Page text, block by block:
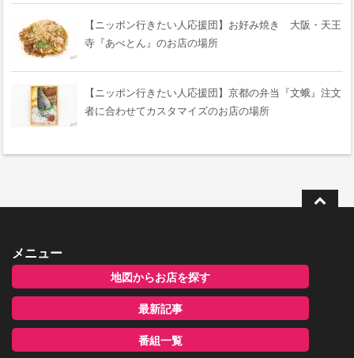
【ニッポン行きたい人応援団】お好み焼き 大阪・天王
寺『あべとん』のお店の場所
【ニッポン行きたい人応援団】京都の弁当『文蛾』注文
者に合わせてカスタマイズのお店の場所
メニュー
地図からお店を探す
最新記事
番組一覧